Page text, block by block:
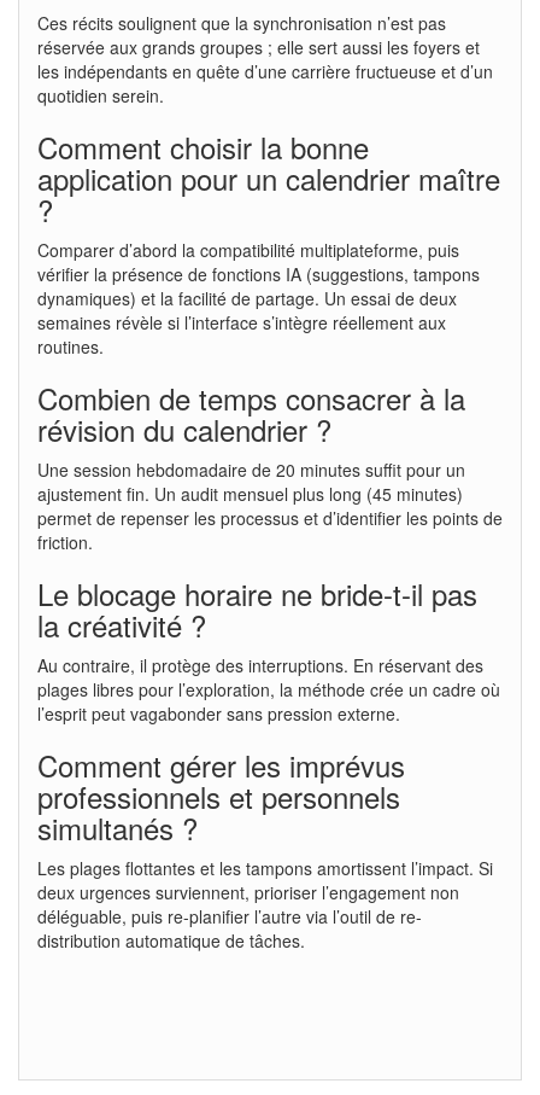
Ces récits soulignent que la synchronisation n’est pas
réservée aux grands groupes ; elle sert aussi les foyers et
les indépendants en quête d’une carrière fructueuse et d’un
quotidien serein.
Comment choisir la bonne
application pour un calendrier maître
?
Comparer d’abord la compatibilité multiplateforme, puis
vérifier la présence de fonctions IA (suggestions, tampons
dynamiques) et la facilité de partage. Un essai de deux
semaines révèle si l’interface s’intègre réellement aux
routines.
Combien de temps consacrer à la
révision du calendrier ?
Une session hebdomadaire de 20 minutes suffit pour un
ajustement fin. Un audit mensuel plus long (45 minutes)
permet de repenser les processus et d’identifier les points de
friction.
Le blocage horaire ne bride-t-il pas
la créativité ?
Au contraire, il protège des interruptions. En réservant des
plages libres pour l’exploration, la méthode crée un cadre où
l’esprit peut vagabonder sans pression externe.
Comment gérer les imprévus
professionnels et personnels
simultanés ?
Les plages flottantes et les tampons amortissent l’impact. Si
deux urgences surviennent, prioriser l’engagement non
déléguable, puis re-planifier l’autre via l’outil de re-
distribution automatique de tâches.